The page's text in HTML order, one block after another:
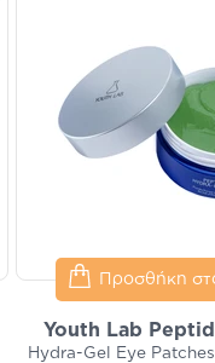
Προσθήκη
Youth Lab
Hydra-Gel Eye